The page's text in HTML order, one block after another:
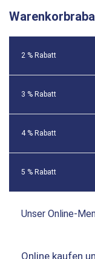
2 % Rabatt
3 % Rabatt
4 % Rabatt
5 % Rabatt
Unser Online-
Online kaufen